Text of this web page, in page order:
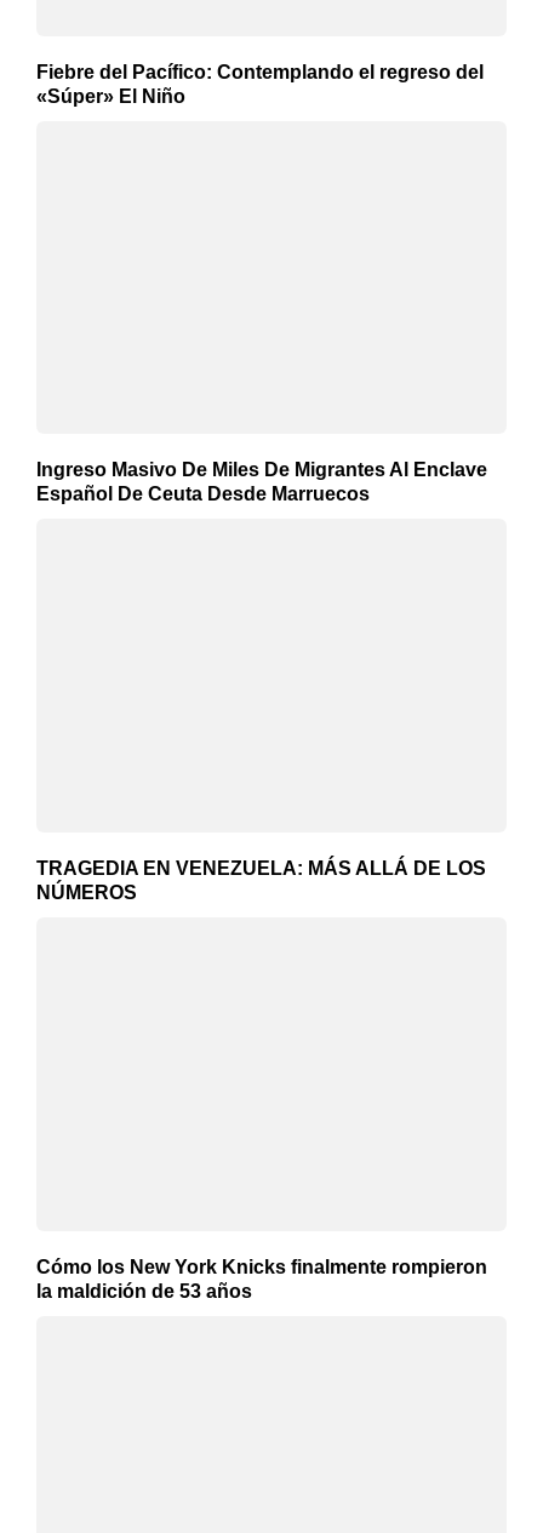
Fiebre del Pacífico: Contemplando el regreso del
«Súper» El Niño
Ingreso Masivo De Miles De Migrantes Al Enclave
Español De Ceuta Desde Marruecos
TRAGEDIA EN VENEZUELA: MÁS ALLÁ DE LOS
NÚMEROS
Cómo los New York Knicks finalmente rompieron
la maldición de 53 años